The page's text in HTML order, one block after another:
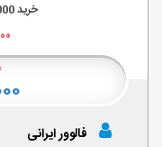
خرید
فالوور ایرانی